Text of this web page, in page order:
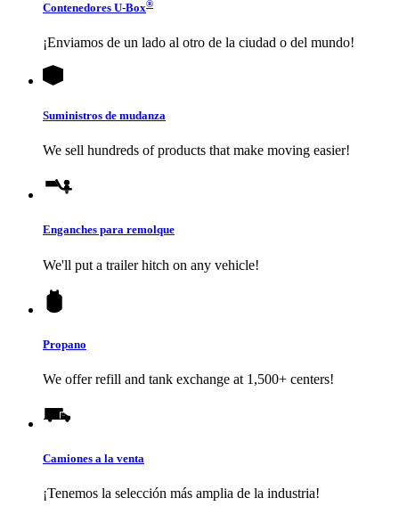
Contenedores U-Box®
¡Enviamos de un lado al otro de la ciudad o del mundo!
Suministros de mudanza
We sell hundreds of products that make moving easier!
Enganches para remolque
We'll put a trailer hitch on any vehicle!
Propano
We offer refill and tank exchange at 1,500+ centers!
Camiones a la venta
¡Tenemos la selección más amplia de la industria!